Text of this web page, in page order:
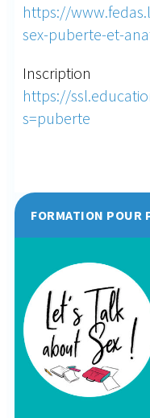
https://
sex-puberte-et-
https://
s=puberte
FORMATION POUR